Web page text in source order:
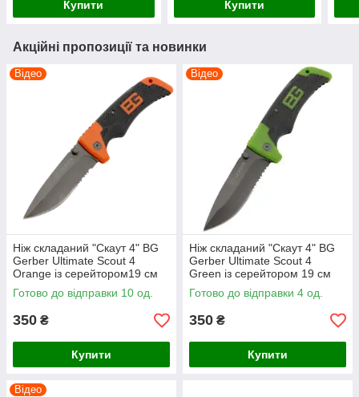
Купити Купити
Акційні пропозиції та новинки
Відео
Ніж складаний "Скаут 4" BG
Gerber Ultimate Scout 4
Оrange із серейтором19 см
Готово до відправки 10 од.
350 ₴
Купити
Відео
Ніж складаний "Скаут 4" BG
Gerber Ultimate Scout 4
Green із серейтором 19 см
Готово до відправки 4 од.
350 ₴
Купити
Відео